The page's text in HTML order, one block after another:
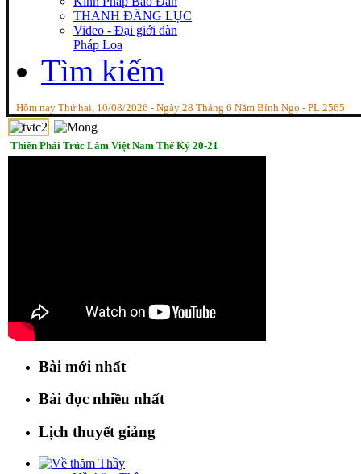
THANH ĐĂNG LỤC
Video - Đại giới dàn
Pháp Loa
Tìm kiếm
Hôm nay Thứ hai, 10/08/2026 - Ngày 28 Tháng 6 Năm Bính Ngọ - PL 2565
Thiền Phái Trúc Lâm Việt Nam Thế Kỷ 20-21
Bài mới nhất
Bài đọc nhiều nhất
Lịch thuyết giảng